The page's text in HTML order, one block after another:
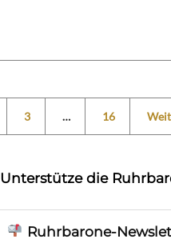
3 … 16
Unterstütze die
Ruhrbarone-